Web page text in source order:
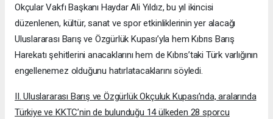
Okçular Vakfı Başkanı Haydar Ali Yıldız, bu yıl ikincisi
düzenlenen, kültür, sanat ve spor etkinliklerinin yer alacağı
Uluslararası Barış ve Özgürlük Kupası’yla hem Kıbrıs Barış
Harekatı şehitlerini anacaklarını hem de Kıbrıs’taki Türk varlığının
engellenemez olduğunu hatırlatacaklarını söyledi.
II. Uluslararası Barış ve Özgürlük Okçuluk Kupası’nda, aralarında
Türkiye ve KKTC’nin de bulunduğu 14 ülkeden 28 sporcu